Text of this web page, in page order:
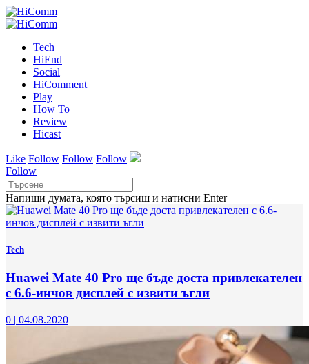
Tech
HiEnd
Social
HiComment
Play
How To
Review
Hicast
Like Follow Follow Follow
Follow
Напиши думата, която търсиш и натисни Enter
Tech
Huawei Mate 40 Pro ще бъде доста привлекателен
с 6.6-инчов дисплей с извити ъгли
0 | 04.08.2020